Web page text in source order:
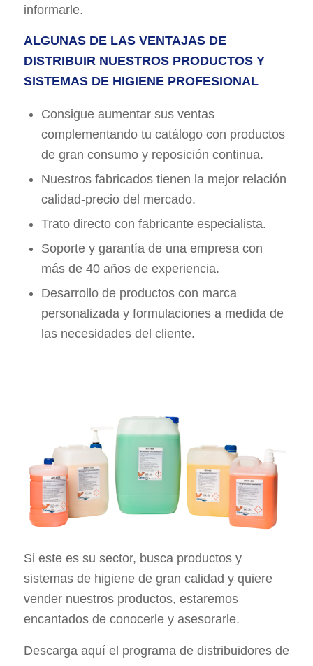
informarle.
ALGUNAS DE LAS VENTAJAS DE
DISTRIBUIR NUESTROS PRODUCTOS Y
SISTEMAS DE HIGIENE PROFESIONAL
Consigue aumentar sus ventas
complementando tu catálogo con productos
de gran consumo y reposición continua.
Nuestros fabricados tienen la mejor relación
calidad-precio del mercado.
Trato directo con fabricante especialista.
Soporte y garantía de una empresa con
más de 40 años de experiencia.
Desarrollo de productos con marca
personalizada y formulaciones a medida de
las necesidades del cliente.
Si este es su sector, busca productos y
sistemas de higiene de gran calidad y quiere
vender nuestros productos, estaremos
encantados de conocerle y asesorarle.
Descarga aquí el programa de distribuidores de